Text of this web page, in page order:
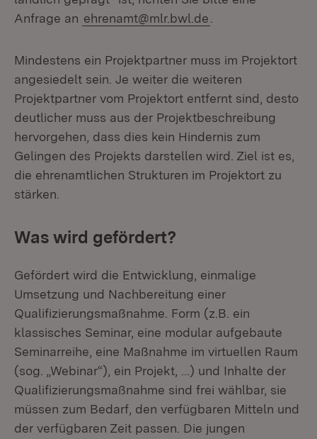
Anfrage an ehrenamt@mlr.bwl.de
Mindestens ein Projektpartner muss im Projektort
angesiedelt sein. Je weiter die weiteren
Projektpartner vom Projektort entfernt sind, desto
deutlicher muss aus der Projektbeschreibung
hervorgehen, dass dies kein Hindernis zum
Gelingen des Projekts darstellen wird. Ziel ist es,
die ehrenamtlichen Strukturen im Projektort zu
stärken.
Was wird gefördert?
Gefördert wird die Entwicklung, einmalige
Umsetzung und Nachbereitung einer
Qualifizierungsmaßnahme. Form (z.B. ein
klassisches Seminar, eine modular aufgebaute
Seminarreihe, eine Maßnahme im virtuellen Raum
(sog. „Webinar“), ein Projekt, …) und Inhalte der
Qualifizierungsmaßnahme sind frei wählbar, sie
müssen zum Bedarf, den verfügbaren Mitteln und
der verfügbaren Zeit passen. Die jungen